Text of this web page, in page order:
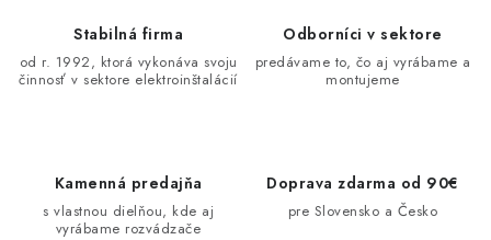
Obchodné podmienky
Ochrana osobných údajov
Stabilná firma
od r. 1992, ktorá vykonáva svoju
činnosť v sektore elektroinštalácií
Odborníci v sektore
predávame to, čo aj vyrábame a
montujeme
Kamenná predajňa
s vlastnou dielňou, kde aj
vyrábame rozvádzače
Doprava zdarma od 90€
pre Slovensko a Česko